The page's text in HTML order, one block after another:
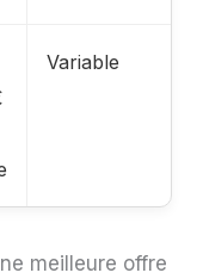
Variable
meilleure offre